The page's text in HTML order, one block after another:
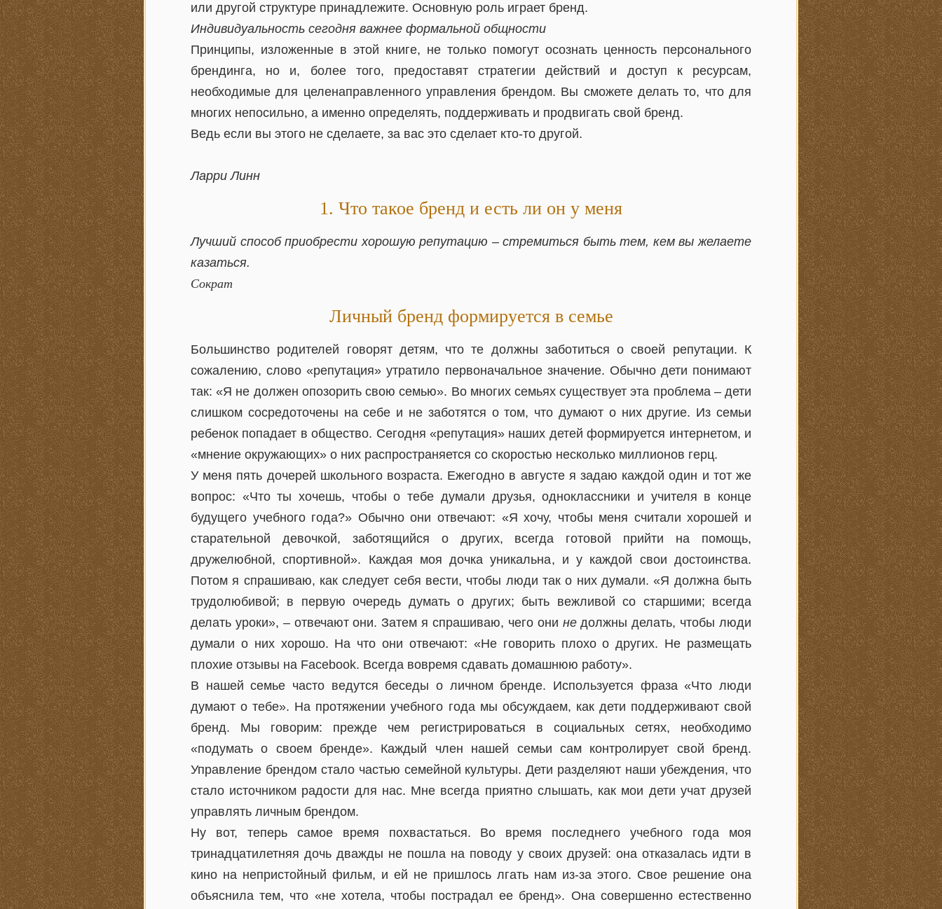
или другой структуре принадлежите. Основную роль играет бренд.
Индивидуальность сегодня важнее формальной общности
Принципы, изложенные в этой книге, не только помогут осознать ценность персонального
брендинга, но и, более того, предоставят стратегии действий и доступ к ресурсам,
необходимые для целенаправленного управления брендом. Вы сможете делать то, что для
многих непосильно, а именно определять, поддерживать и продвигать свой бренд.
Ведь если вы этого не сделаете, за вас это сделает кто-то другой.
Ларри Линн
1. Что такое бренд и есть ли он у меня
Лучший способ приобрести хорошую репутацию – стремиться быть тем, кем вы желаете
казаться.
Сократ
Личный бренд формируется в семье
Большинство родителей говорят детям, что те должны заботиться о своей репутации. К
сожалению, слово «репутация» утратило первоначальное значение. Обычно дети понимают
так: «Я не должен опозорить свою семью». Во многих семьях существует эта проблема – дети
слишком сосредоточены на себе и не заботятся о том, что думают о них другие. Из семьи
ребенок попадает в общество. Сегодня «репутация» наших детей формируется интернетом, и
«мнение окружающих» о них распространяется со скоростью несколько миллионов герц.
У меня пять дочерей школьного возраста. Ежегодно в августе я задаю каждой один и тот же
вопрос: «Что ты хочешь, чтобы о тебе думали друзья, одноклассники и учителя в конце
будущего учебного года?» Обычно они отвечают: «Я хочу, чтобы меня считали хорошей и
старательной девочкой, заботящийся о других, всегда готовой прийти на помощь,
дружелюбной, спортивной». Каждая моя дочка уникальна, и у каждой свои достоинства.
Потом я спрашиваю, как следует себя вести, чтобы люди так о них думали. «Я должна быть
трудолюбивой; в первую очередь думать о других; быть вежливой со старшими; всегда
делать уроки», – отвечают они. Затем я спрашиваю, чего они недолжны делать, чтобы люди
думали о них хорошо. На что они отвечают: «Не говорить плохо о других. Не размещать
плохие отзывы на Facebook. Всегда вовремя сдавать домашнюю работу».
В нашей семье часто ведутся беседы о личном бренде. Используется фраза «Что люди
думают о тебе». На протяжении учебного года мы обсуждаем, как дети поддерживают свой
бренд. Мы говорим: прежде чем регистрироваться в социальных сетях, необходимо
«подумать о своем бренде». Каждый член нашей семьи сам контролирует свой бренд.
Управление брендом стало частью семейной культуры. Дети разделяют наши убеждения, что
стало источником радости для нас. Мне всегда приятно слышать, как мои дети учат друзей
управлять личным брендом.
Ну вот, теперь самое время похвастаться. Во время последнего учебного года моя
тринадцатилетняя дочь дважды не пошла на поводу у своих друзей: она отказалась идти в
кино на непристойный фильм, и ей не пришлось лгать нам из-за этого. Свое решение она
объяснила тем, что «не хотела, чтобы пострадал ее бренд». Она совершенно естественно